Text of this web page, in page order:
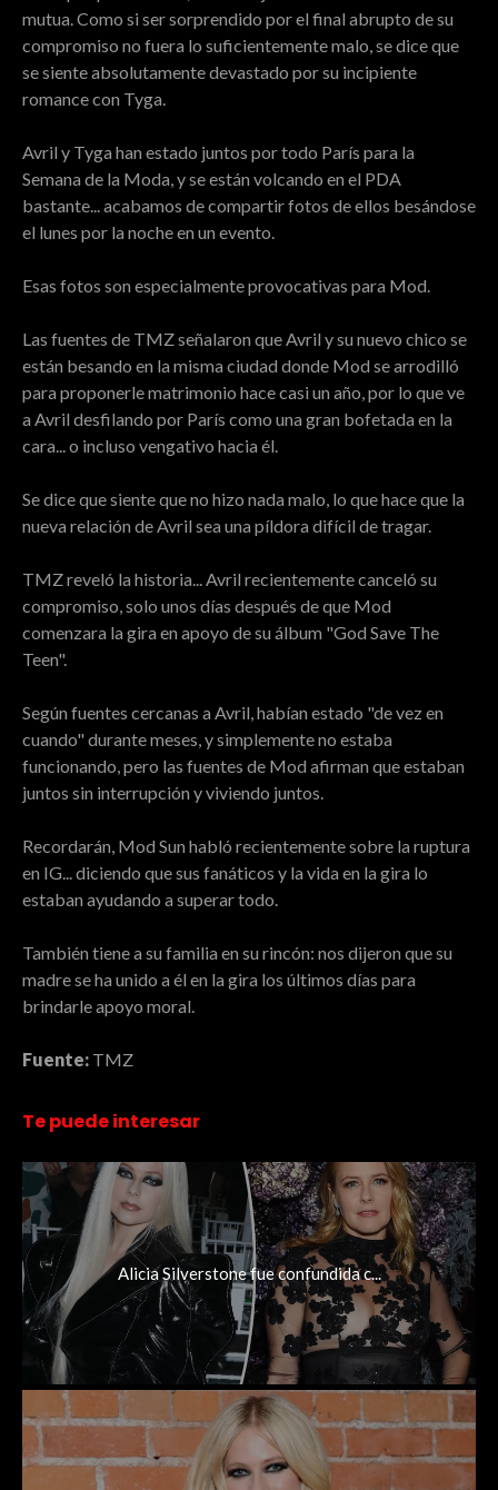
mutua. Como si ser sorprendido por el final abrupto de su
compromiso no fuera lo suficientemente malo, se dice que
se siente absolutamente devastado por su incipiente
romance con Tyga.
Avril y Tyga han estado juntos por todo París para la
Semana de la Moda, y se están volcando en el PDA
bastante... acabamos de compartir fotos de ellos besándose
el lunes por la noche en un evento.
Esas fotos son especialmente provocativas para Mod.
Las fuentes de TMZ señalaron que Avril y su nuevo chico se
están besando en la misma ciudad donde Mod se arrodilló
para proponerle matrimonio hace casi un año, por lo que ve
a Avril desfilando por París como una gran bofetada en la
cara... o incluso vengativo hacia él.
Se dice que siente que no hizo nada malo, lo que hace que la
nueva relación de Avril sea una píldora difícil de tragar.
TMZ reveló la historia... Avril recientemente canceló su
compromiso, solo unos días después de que Mod
comenzara la gira en apoyo de su álbum "God Save The
Teen".
Según fuentes cercanas a Avril, habían estado "de vez en
cuando" durante meses, y simplemente no estaba
funcionando, pero las fuentes de Mod afirman que estaban
juntos sin interrupción y viviendo juntos.
Recordarán, Mod Sun habló recientemente sobre la ruptura
en IG... diciendo que sus fanáticos y la vida en la gira lo
estaban ayudando a superar todo.
También tiene a su familia en su rincón: nos dijeron que su
madre se ha unido a él en la gira los últimos días para
brindarle apoyo moral.
Fuente: TMZ
Te puede interesar
Alicia Silverstone fue confundida c...